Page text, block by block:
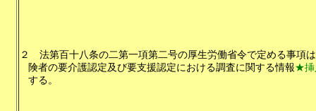
２
法第百十八条の二第一項第二号の厚生労働省令で定める事項
険者の要介護認定及び要支援認定における調査に関する情報★
する。